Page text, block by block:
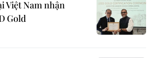
Việt Nam nhận
Gold